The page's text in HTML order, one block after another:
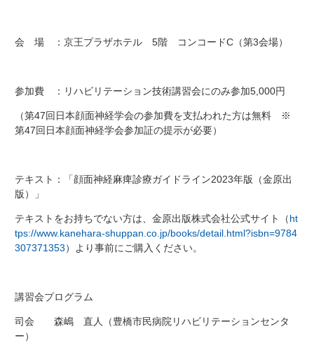
会 場 ：京王プラザホテル 5階 コンコードC（第3会場）
参加費 ：リハビリテーション技術講習会にのみ参加5,000円
（第47回日本顔面神経学会の参加費を支払われた方は無料 ※
第47回日本顔面神経学会参加証の提示が必要）
テキスト：「顔面神経麻痺診療ガイドライン2023年版（金原出
版）」
テキストをお持ちでない方は、金原出版株式会社公式サイト（ht
tps://www.kanehara-shuppan.co.jp/books/detail.html?isbn=9784
307371353）より事前にご購入ください。
講習会プログラム
司会 森嶋 直人（豊橋市民病院リハビリテーションセンタ
ー）